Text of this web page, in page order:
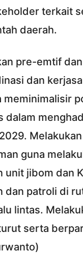
terkait
daerah.
pre-emtif
dan
guna
jibom dan
dan patroli di
lintas.
serta